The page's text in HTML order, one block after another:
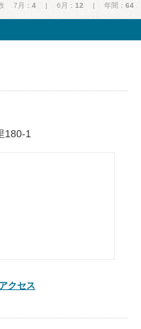
7月： 4 | 6月： 12 | 年間： 64
180-1
クセス